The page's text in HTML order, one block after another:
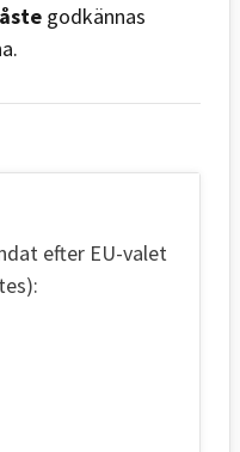
godkännas
efter EU-valet